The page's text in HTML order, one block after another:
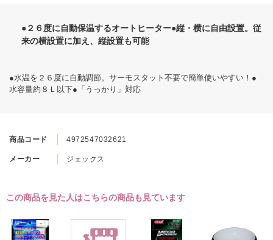
商品コード 4972547032621
メーカー ジェックス
●２６度に自動保温するオートヒーター●縦・横に自由設置。従
来の横設置に加え、縦設置も可能
●水温を２６度に自動調節。サーモスタット不要で簡単使いやすい！●
水容量約８Ｌ以下●「うっかり」対応
この商品を見た人はこちらの商品も見ています